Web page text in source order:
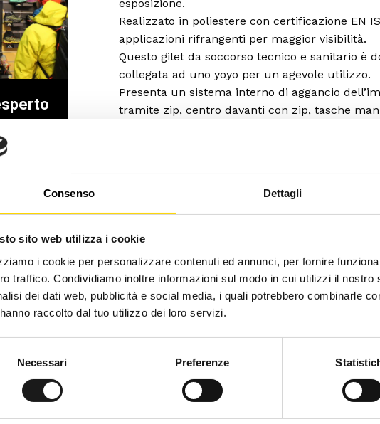
Consenso Dettagli
sito web utilizza i cookie
i cookie per personalizzare contenuti ed annunci, per fornire
traffico. Condividiamo inoltre informazioni sul modo in cui utilizzi il
dei dati web, pubblicità e social media, i quali potrebbero combinarle
raccolto dal tuo utilizzo dei loro servizi.
Necessari Preferenze
esposizione.
Realizzato in poliestere con certificazione EN
applicazioni rifrangenti per maggior visibilità.
Questo gilet da soccorso tecnico e sanitario è
collegata ad uno yoyo per un agevole utilizzo.
Presenta un sistema interno di aggancio
tramite zip, centro davanti con zip, tasche
Il gilet ad alta visibilità Montura Operator Evo